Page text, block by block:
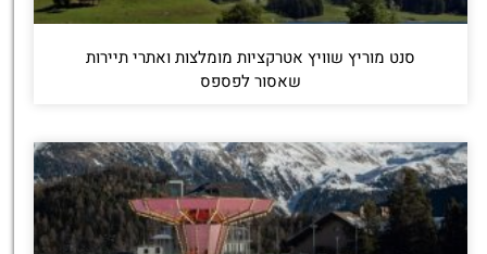
סנט מוריץ שוויץ אטרקציות מומלצות ואתרי תיירות
שאסור לפספס